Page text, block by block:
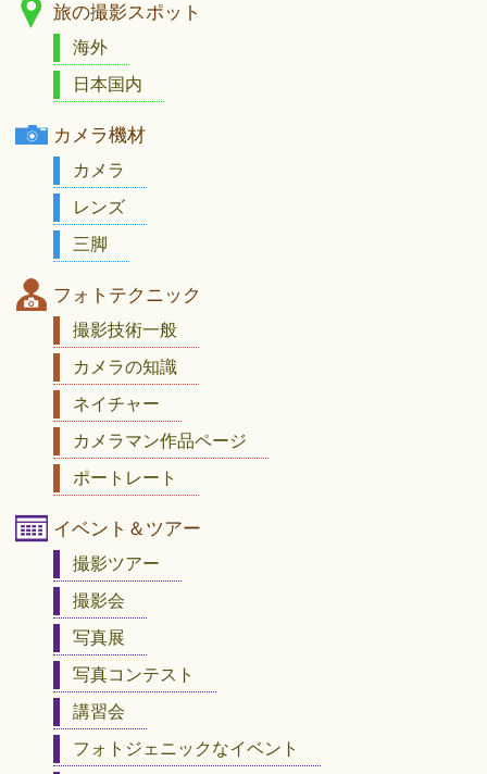
旅の撮影スポット
海外
日本国内
カメラ機材
カメラ
レンズ
三脚
フォトテクニック
撮影技術一般
カメラの知識
ネイチャー
カメラマン作品ページ
ポートレート
イベント＆ツアー
撮影ツアー
撮影会
写真展
写真コンテスト
講習会
フォトジェニックなイベント